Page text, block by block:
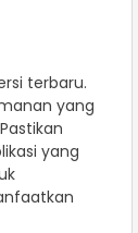
terbaru.
yang
yang